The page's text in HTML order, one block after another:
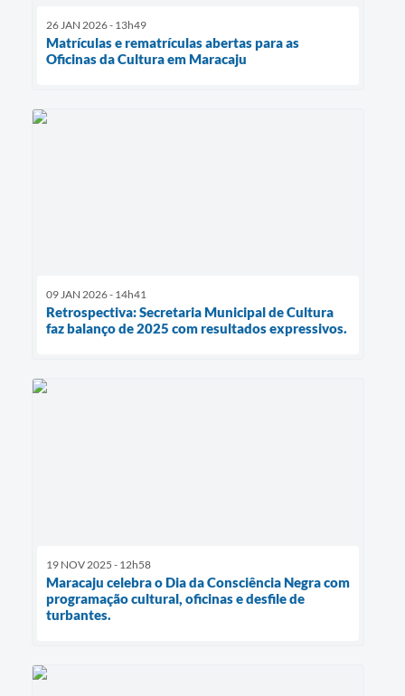
26 JAN 2026 - 13h49
Matrículas e rematrículas abertas para as
Oficinas da Cultura em Maracaju
09 JAN 2026 - 14h41
Retrospectiva: Secretaria Municipal de Cultura
faz balanço de 2025 com resultados expressivos.
19 NOV 2025 - 12h58
Maracaju celebra o Dia da Consciência Negra com
programação cultural, oficinas e desfile de
turbantes.